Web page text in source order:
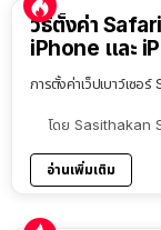
วิธีตั้งค่า
iPhone และ
การตั้งค่าเว็ปเบาว์เซ
โดย Sasithakan
อ่านเพิ่มเติม